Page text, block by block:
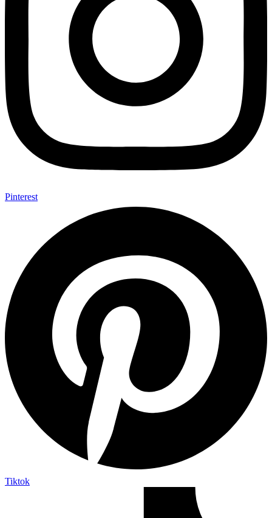
Pinterest
Tiktok